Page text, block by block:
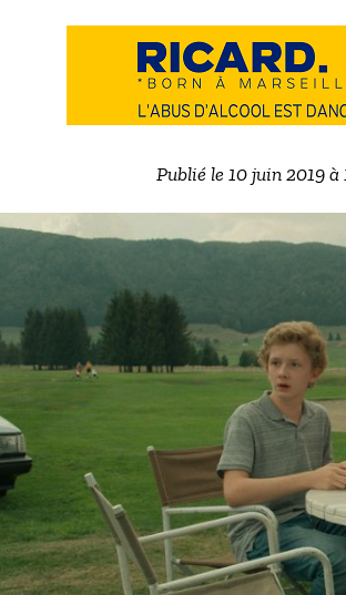
Publié le 10 juin 2019